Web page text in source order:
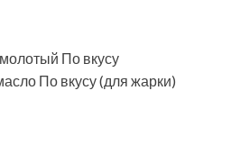
По вкусу
По вкусу (для жарки)